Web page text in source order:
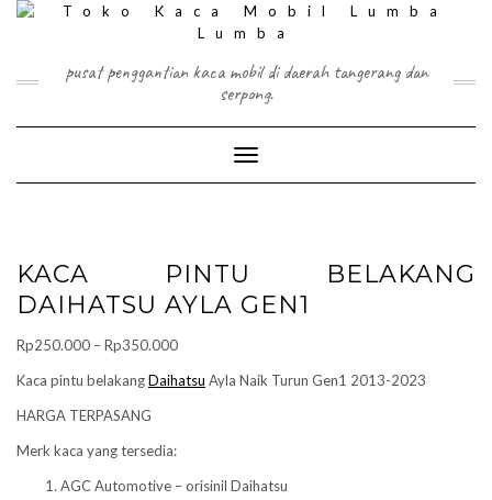
Skip
pusat penggantian kaca mobil di daerah tangerang dan
serpong.
Toggle Navigation
KACA PINTU BELAKANG
DAIHATSU AYLA GEN1
Rp250.000 –Rp350.000Price
Rp250.000
Kaca pintu belakangDaihatsu Ayla Naik Turun Gen1 2013-2023
HARGA TERPASANG
Merk kaca yang tersedia:
AGC Automotive – orisinil Daihatsu